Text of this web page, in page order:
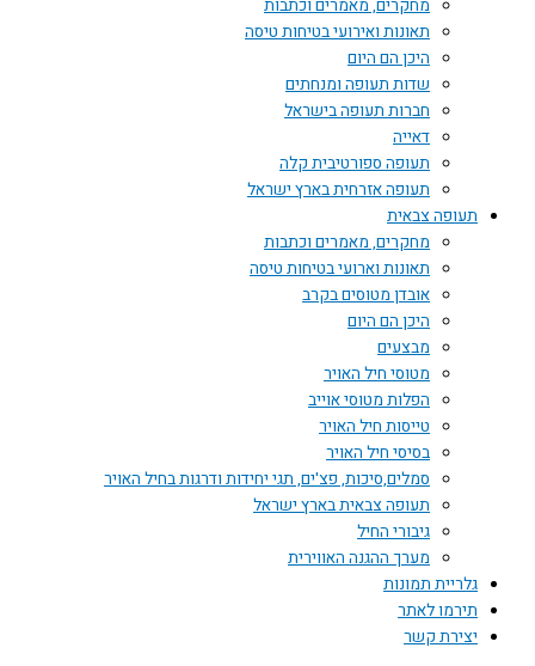
מחקרים, מאמרים וכתבות
תאונות ואירועי בטיחות טיסה
היכן הם היום
שדות תעופה ומנחתים
חברות תעופה בישראל
דאייה
תעופה ספורטיבית קלה
תעופה אזרחית בארץ ישראל
תעופה צבאית
מחקרים, מאמרים וכתבות
תאונות וארועי בטיחות טיסה
אובדן מטוסים בקרב
היכן הם היום
מבצעים
מטוסי חיל האויר
הפלות מטוסי אוייב
טייסות חיל האויר
בסיסי חיל האויר
סמלים,סיכות, פצ'ים, תגי יחידות ודרגות בחיל האויר
תעופה צבאית בארץ ישראל
גיבורי החיל
מערך ההגנה האווירית
גלריית תמונות
תירמו לאתר
יצירת קשר